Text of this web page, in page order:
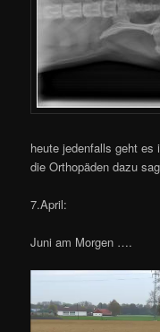
heute jedenfalls geht es
die Orthopäden dazu
7.April:
Juni am Morgen ….
Video-
Player